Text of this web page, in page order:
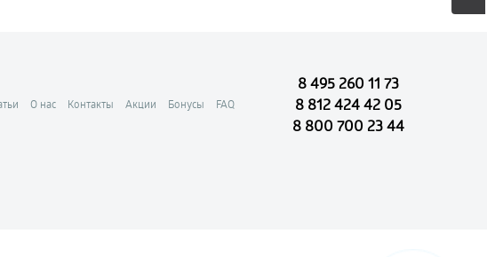
О нас Контакты Акции Бонусы FAQ
8 495 260 11 73
8 812 424 42 05
8 800 700 23 44